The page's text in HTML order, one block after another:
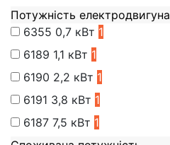
Потужність електродвигуна
6355 0,7 кВт 1
6189 1,1 кВт 1
6190 2,2 кВт 1
6191 3,8 кВт 1
6187 7,5 кВт 1